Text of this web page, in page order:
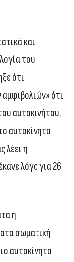
και
του
ότι
ότι
αυτοκινήτου.
αυτοκίνητο
λέει η
λόγο για 26
η
σωματική
αυτοκίνητο